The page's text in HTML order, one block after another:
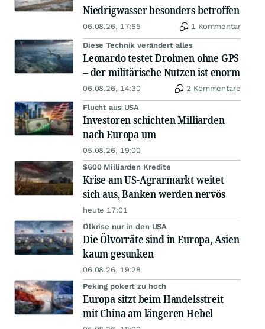
Niedrigwasser besonders betroffen
06.08.26, 17:55 1 Kommentar
Diese Technik verändert alles
Leonardo testet Drohnen ohne GPS
– der militärische Nutzen ist enorm
06.08.26, 14:30 2 Kommentare
Flucht aus USA
Investoren schichten Milliarden
nach Europa um
05.08.26, 19:00
$600 Milliarden Kredite
Krise am US-Agrarmarkt weitet
sich aus, Banken werden nervös
heute 17:01
Ölkrise nur in den USA
Die Ölvorräte sind in Europa, Asien
kaum gesunken
06.08.26, 19:28
Peking pokert zu hoch
Europa sitzt beim Handelsstreit
mit China am längeren Hebel